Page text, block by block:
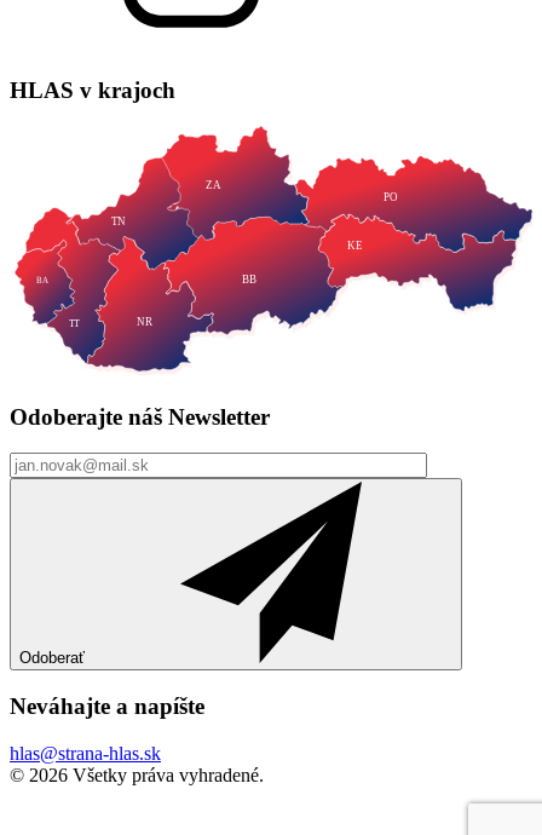
HLAS v krajoch
TT NR
TN
ZA
BB
PO
KE
BA
Odoberajte náš Newsletter
Odoberať
Neváhajte a napíšte
hlas@strana-hlas.sk
©️ 2026 Všetky práva vyhradené.